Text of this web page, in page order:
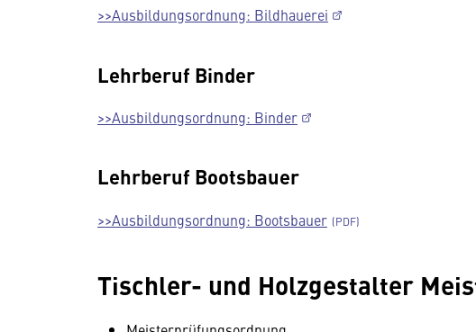
>>Ausbildungsordnung: Bildhauerei
Lehrberuf Binder
>>Ausbildungsordnung: Binder
Lehrberuf Bootsbauer
>>Ausbildungsordnung: Bootsbauer
Tischler- und Holzgestalter